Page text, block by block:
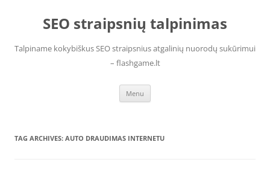
contentSEO straipsnių talpinimas
Talpiname kokybiškus SEO straipsnius atgalinių nuorodų sukūrimui
– flashgame.lt
Menu
TAG ARCHIVES: AUTO DRAUDIMAS INTERNETU